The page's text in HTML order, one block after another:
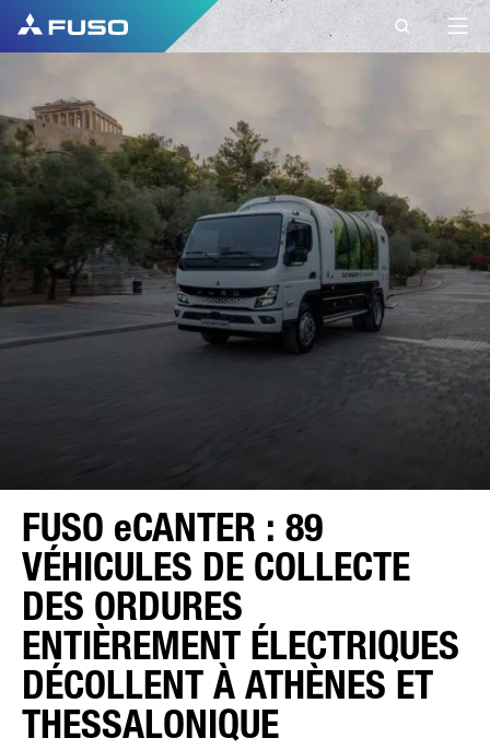
FUSO eCANTER : 89
VÉHICULES DE COLLECTE
DES ORDURES
ENTIÈREMENT ÉLECTRIQUES
DÉCOLLENT À ATHÈNES ET
THESSALONIQUE
FUSO EUROPE
CONTACT
Vous avez d'autres questions ?
Envoyez-nous votre demande via ce formulaire
TYPE DE DEMANDE*
COURRIER ÉLECTRONIQUE*